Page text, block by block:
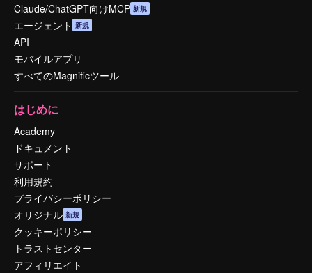
Claude/ChatGPT向けMCP 新規
エージェント 新規
API
モバイルアプリ
すべてのMagnificツール
はじめに
Academy
ドキュメント
サポート
利用規約
プライバシーポリシー
オリジナル 新規
クッキーポリシー
トラストセンター
アフィリエイト